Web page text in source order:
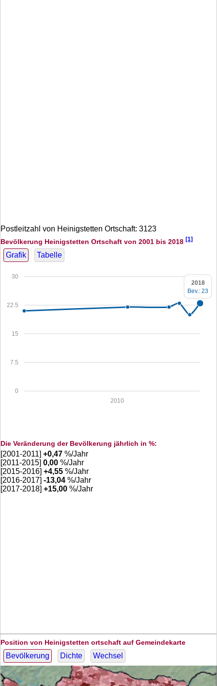
Postleitzahl von Heinigstetten Ortschaft: 3123
Bevölkerung Heinigstetten Ortschaft von 2001 bis 2018 [1]
Grafik Tabelle
0
7.5
15
22.5
30
2010
2018
Bev.: 23
Die Veränderung der Bevölkerung jährlich in %:
[2001-2011] +0,47 %/Jahr
[2011-2015] 0,00 %/Jahr
[2015-2016] +4,55 %/Jahr
[2016-2017] -13,04 %/Jahr
[2017-2018] +15,00 %/Jahr
Position von Heinigstetten ortschaft auf Gemeindekarte
Bevölkerung Dichte Wechsel